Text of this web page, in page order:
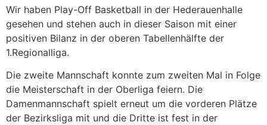
Wir haben Play-Off Basketball in der Hederauenhalle
gesehen und stehen auch in dieser Saison mit einer
positiven Bilanz in der oberen Tabellenhälfte der
1.Regionalliga.
Die zweite Mannschaft konnte zum zweiten Mal in Folge
die Meisterschaft in der Oberliga feiern. Die
Damenmannschaft spielt erneut um die vorderen Plätze
der Bezirksliga mit und die Dritte ist fest in der